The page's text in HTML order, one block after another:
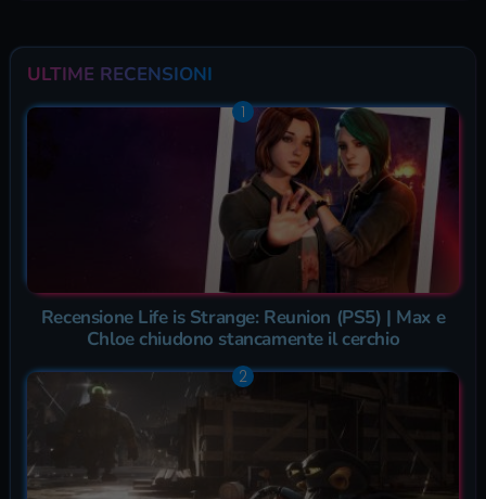
ULTIME RECENSIONI
Recensione Life is Strange: Reunion (PS5) | Max e
Chloe chiudono stancamente il cerchio